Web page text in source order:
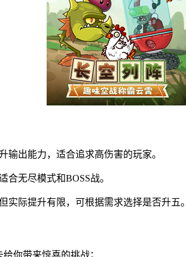
输出能力，适合追求高伤害的玩家。
无尽模式和BOSS战。
实际提升有限，可根据需求选择是否升五。